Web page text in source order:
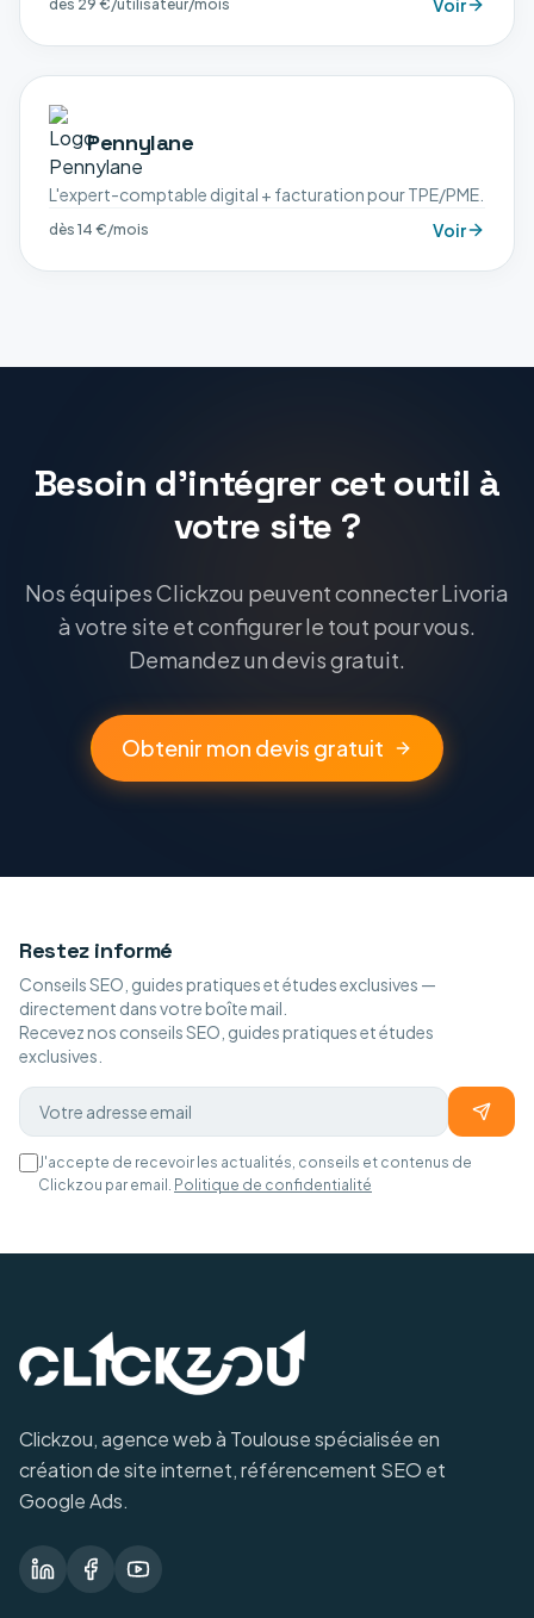
dès 29 €/utilisateur/mois Voir
Pennylane
L'expert-comptable digital + facturation pour TPE/PME.
dès 14 €/mois Voir
Besoin d'intégrer cet outil à
votre site ?
Nos équipes Clickzou peuvent connecter Livoria
à votre site et configurer le tout pour vous.
Demandez un devis gratuit.
Obtenir mon devis gratuit
Restez informé
Conseils SEO, guides pratiques et études exclusives —
directement dans votre boîte mail.
Recevez nos conseils SEO, guides pratiques et études
exclusives.
J'accepte de recevoir les actualités, conseils et contenus de
Clickzou par email. Politique de confidentialité
Clickzou, agence web à Toulouse spécialisée en
création de site internet, référencement SEO et
Google Ads.